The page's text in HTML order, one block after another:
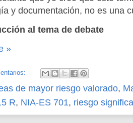
y documentación, no es una
al tema de debate
»
de mayor riesgo valorado,
R, NIA-ES 701, riesgo